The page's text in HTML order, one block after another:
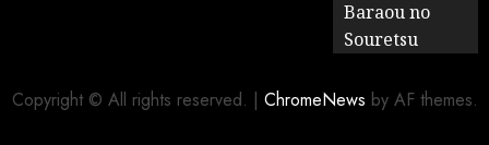
Baraou no
Souretsu
Copyright © All rights reserved. | ChromeNews by AF themes.